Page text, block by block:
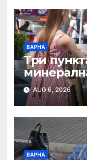
ВАРНА
Три
AUG 6, 2026
ВАРНА